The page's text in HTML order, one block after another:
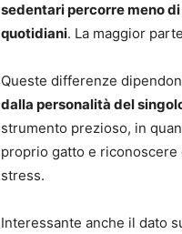
sedentari percorre meno
quotidiani. La maggior
Queste differenze
dalla personalità del
strumento prezioso, in
proprio gatto e
stress.
Interessante anche il dato